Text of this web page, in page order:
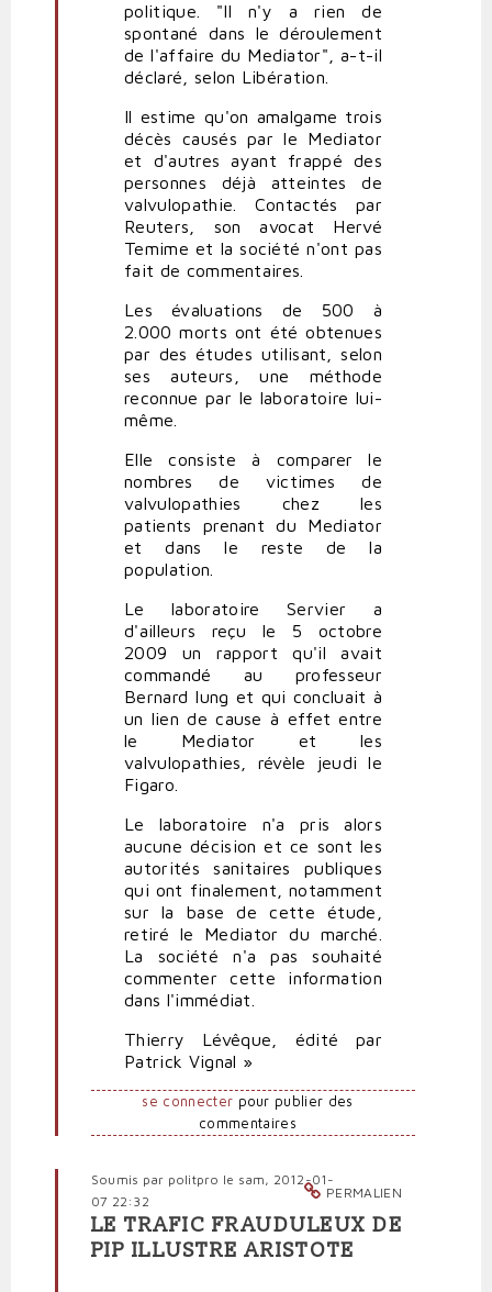
politique. "Il n'y a rien de
spontané dans le déroulement
de l'affaire du Mediator", a-t-il
déclaré, selon Libération.
Il estime qu'on amalgame trois
décès causés par le Mediator
et d'autres ayant frappé des
personnes déjà atteintes de
valvulopathie. Contactés par
Reuters, son avocat Hervé
Temime et la société n'ont pas
fait de commentaires.
Les évaluations de 500 à
2.000 morts ont été obtenues
par des études utilisant, selon
ses auteurs, une méthode
reconnue par le laboratoire lui-
même.
Elle consiste à comparer le
nombres de victimes de
valvulopathies chez les
patients prenant du Mediator
et dans le reste de la
population.
Le laboratoire Servier a
d'ailleurs reçu le 5 octobre
2009 un rapport qu'il avait
commandé au professeur
Bernard Iung et qui concluait à
un lien de cause à effet entre
le Mediator et les
valvulopathies, révèle jeudi le
Figaro.
Le laboratoire n'a pris alors
aucune décision et ce sont les
autorités sanitaires publiques
qui ont finalement, notamment
sur la base de cette étude,
retiré le Mediator du marché.
La société n'a pas souhaité
commenter cette information
dans l'immédiat.
Thierry Lévêque, édité par
Patrick Vignal »
se connecter pour publier des
commentaires
PERMALIEN
Soumis par politpro le sam, 2012-01-
07 22:32
En
réponse
LE TRAFIC FRAUDULEUX DE
PIP ILLUSTRE ARISTOTE